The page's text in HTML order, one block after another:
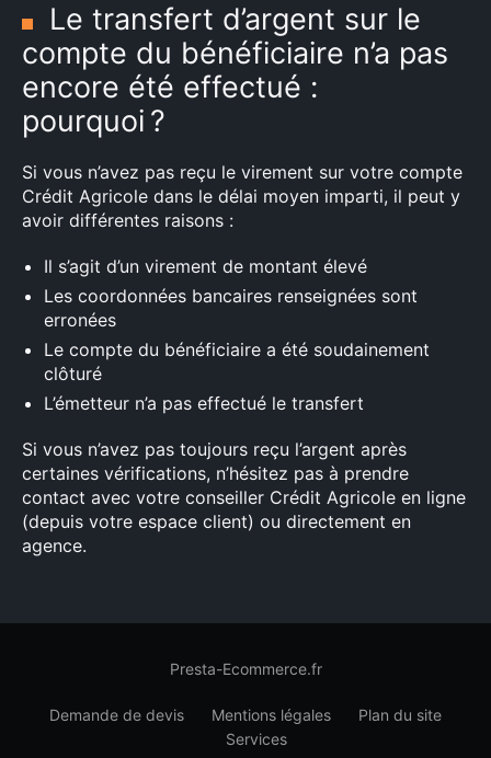
Le transfert d’argent sur le
compte du bénéficiaire n’a pas
encore été effectué :
pourquoi ?
Si vous n’avez pas reçu le virement sur votre compte
Crédit Agricole dans le délai moyen imparti, il peut y
avoir différentes raisons :
Il s’agit d’un virement de montant élevé
Les coordonnées bancaires renseignées sont
erronées
Le compte du bénéficiaire a été soudainement
clôturé
L’émetteur n’a pas effectué le transfert
Si vous n’avez pas toujours reçu l’argent après
certaines vérifications, n’hésitez pas à prendre
contact avec votre conseiller Crédit Agricole en ligne
(depuis votre espace client) ou directement en
agence.
Presta-Ecommerce.fr
Demande de devis Mentions légales
Plan du site
Services